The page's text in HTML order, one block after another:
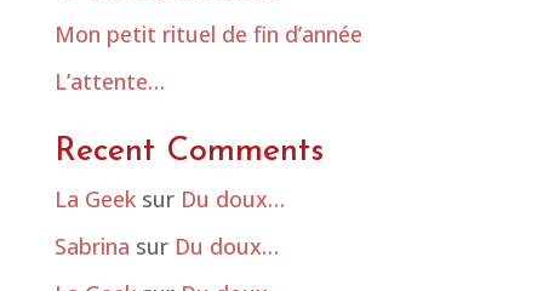
Mon petit rituel de fin d’année
L’attente…
Recent Comments
La Geeksur Du doux…
Sabrina sur Du doux…